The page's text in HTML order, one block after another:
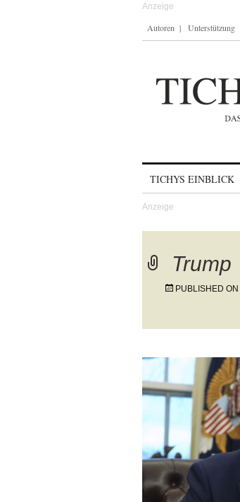
Autoren Unterstützung
TICHYS EINBLICK
Trump
PUBLISHED ON